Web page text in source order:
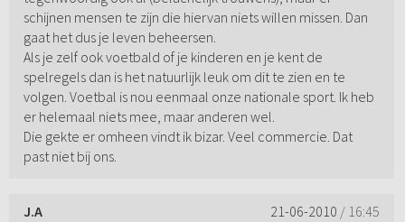
schijnen mensen te zijn die hiervan niets willen missen. Dan
gaat het dus je leven beheersen.
Als je zelf ook voetbald of je kinderen en je kent de
spelregels dan is het natuurlijk leuk om dit te zien en te
volgen. Voetbal is nou eenmaal onze nationale sport. Ik heb
er helemaal niets mee, maar anderen wel.
Die gekte er omheen vindt ik bizar. Veel commercie. Dat
past niet bij ons.
J.A 21-06-2010 / 16:45